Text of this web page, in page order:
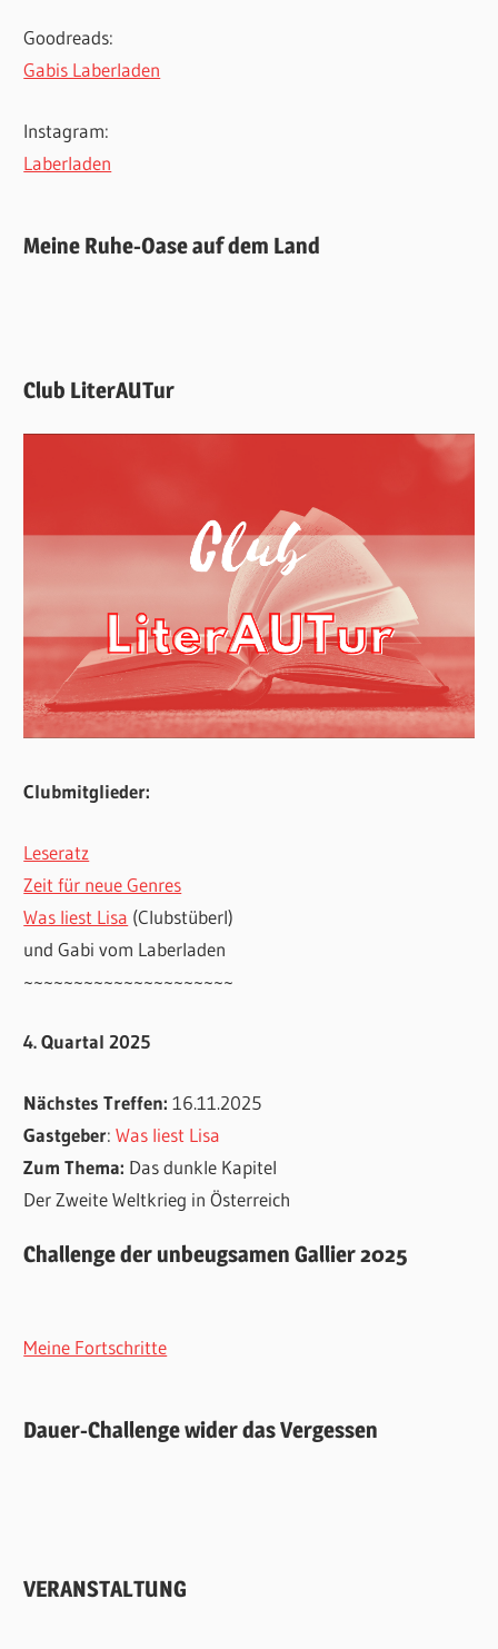
Goodreads:
Gabis Laberladen
Instagram:
Laberladen
Meine Ruhe-Oase auf dem Land
Club LiterAUTur
Clubmitglieder:
Leseratz
Zeit für neue Genres
Was liest Lisa (Clubstüberl)
und Gabi vom Laberladen
~~~~~~~~~~~~~~~~~~~~~
4. Quartal 2025
Nächstes Treffen:16.11.2025
Gastgeber:Was liest Lisa
Zum Thema: Das dunkle Kapitel
Der Zweite Weltkrieg in Österreich
Challenge der unbeugsamen Gallier 2025
Meine Fortschritte
Dauer-Challenge wider das Vergessen
VERANSTALTUNG